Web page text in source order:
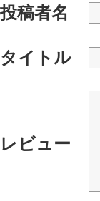
投稿者名
タイトル
レビュー